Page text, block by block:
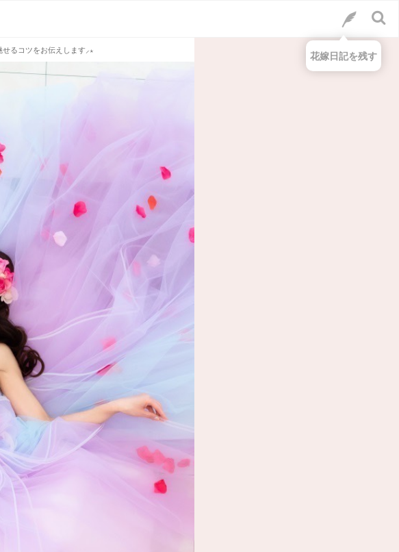
るコツをお伝えします⸝⋆
花嫁日記を残す